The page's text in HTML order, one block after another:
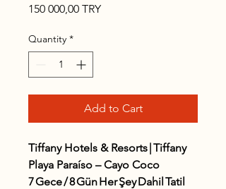
150 000,00 TRYPrice
Quantity *
Add to Cart
Tiffany Hotels & Resorts | Tiffany
Playa Paraíso – Cayo Coco
7 Gece / 8 Gün Her Şey Dahil Tatil